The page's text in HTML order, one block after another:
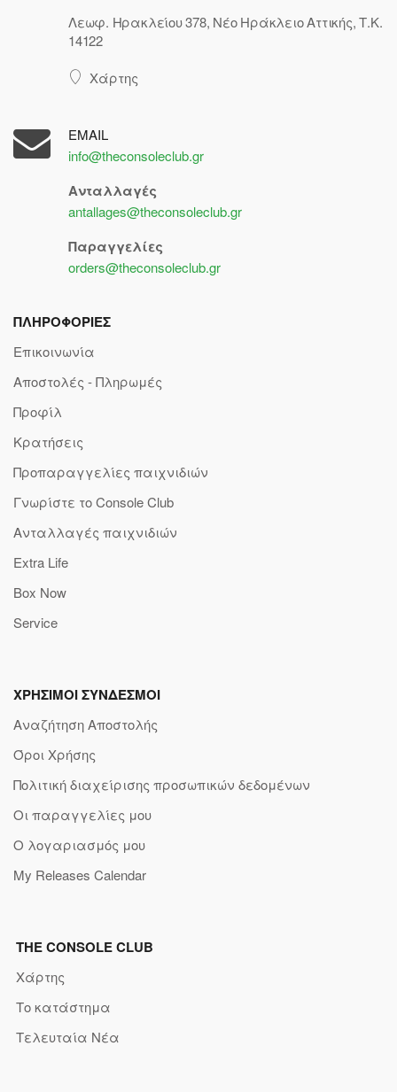
Λεωφ. Ηρακλείου 378, Νέο Ηράκλειο Αττικής, Τ.Κ.
14122
Χάρτης
EMAIL
info@theconsoleclub.gr
Ανταλλαγές
antallages@theconsoleclub.gr
Παραγγελίες
orders@theconsoleclub.gr
ΠΛΗΡΟΦΟΡΙΕΣ
Επικοινωνία
Αποστολές - Πληρωμές
Προφίλ
Κρατήσεις
Προπαραγγελίες παιχνιδιών
Γνωρίστε το Console Club
Ανταλλαγές παιχνιδιών
Extra Life
Box Now
Service
ΧΡΗΣΙΜΟΙ ΣΥΝΔΕΣΜΟΙ
Αναζήτηση Αποστολής
Όροι Χρήσης
Πολιτική διαχείρισης προσωπικών δεδομένων
Οι παραγγελίες μου
Ο λογαριασμός μου
My Releases Calendar
THE CONSOLE CLUB
Χάρτης
Το κατάστημα
Τελευταία Νέα